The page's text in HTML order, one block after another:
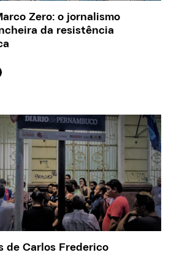
Zero: o jornalismo
da resistência
de Carlos Frederico